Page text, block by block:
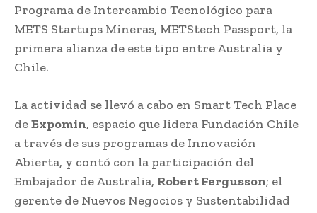
Programa de Intercambio Tecnológico para
METS Startups Mineras, METStech Passport, la
primera alianza de este tipo entre Australia y
Chile.
La actividad se llevó a cabo en Smart Tech Place
deExpomin, espacio que lidera Fundación Chile
a través de sus programas de Innovación
Abierta, y contó con la participación del
Embajador de Australia, Robert Fergusson; el
gerente de Nuevos Negocios y Sustentabilidad